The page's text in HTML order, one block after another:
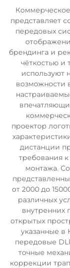
представляет
передовых
брендинга и
чёткостью и
используют
возможности
проектор
дистанции
требования
монтажа.
от 2000 до
различных
открытых
указанные в
передовые
точные
коррекции